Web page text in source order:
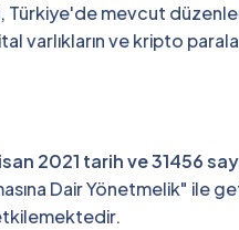
Türkiye'de mevcut
ve kripto
2021 tarih ve 31456
Dair Yönetmelik" ile